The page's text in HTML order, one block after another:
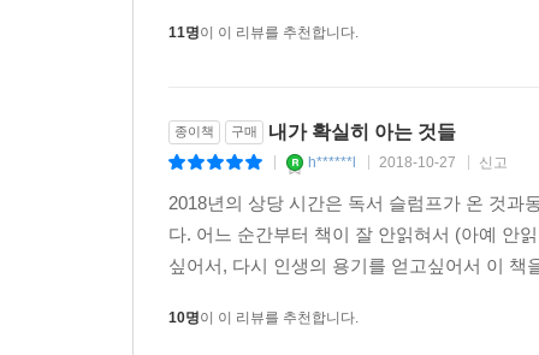
11명이 이 리뷰를 추천합니다.
종이책 구매 내가 확실히 아는 것들
h******l 2018-10-27 신고
2018년의 상당 시간은 독서 슬럼프가 온 것과
다. 어느 순간부터 책이 잘 안읽혀서 (아예 안
싶어서, 다시 인생의 용기를 얻고싶어서 이
10명이 이 리뷰를 추천합니다.